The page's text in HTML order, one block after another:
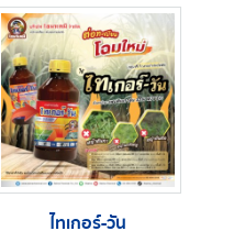
ไทเกอร์-วัน